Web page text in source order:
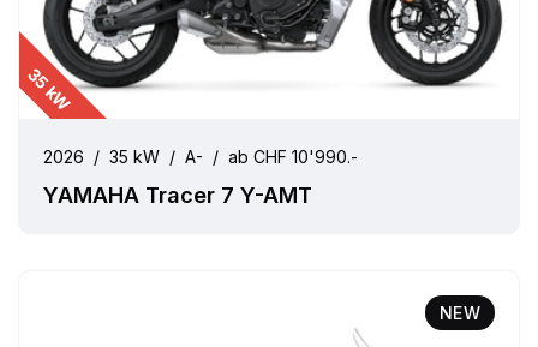
35 kW
2026 / 35 kW / A- / ab CHF 10'990.-
YAMAHA Tracer 7 Y-AMT
NEW